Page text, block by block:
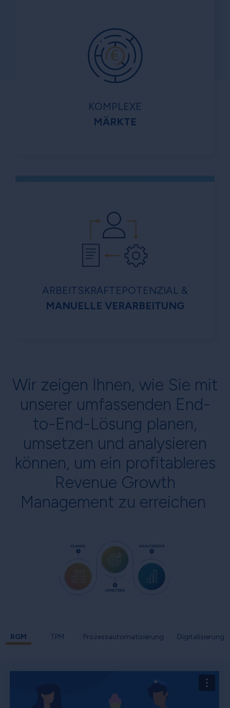
KOMPLEXE
MÄRKTE
ARBEITSKRÄFTEPOTENZIAL &
MANUELLE VERARBEITUNG
Wir zeigen Ihnen, wie Sie mit
unserer umfassenden End-
to-End-Lösung planen,
umsetzen und analysieren
können, um ein profitableres
Revenue Growth
Management zu erreichen
RGM TPM Prozessautomatisierung Digitalisierung